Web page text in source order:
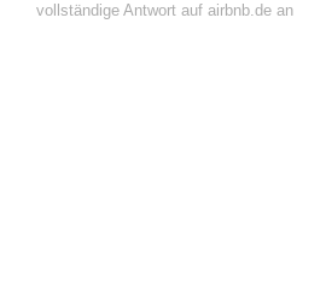
vollständige Antwort auf airbnb.de an